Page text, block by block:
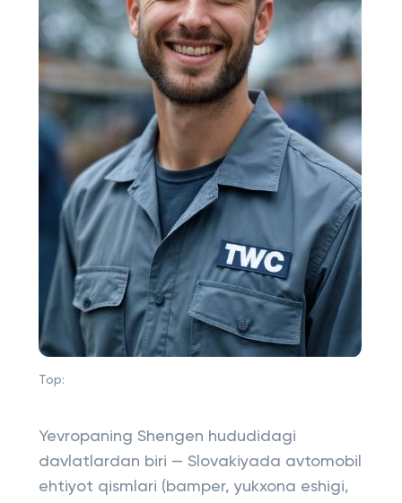
Top:
Yevropaning Shengen hududidagi
davlatlardan biri — Slovakiyada avtomobil
ehtiyot qismlari (bamper, yukxona eshigi,